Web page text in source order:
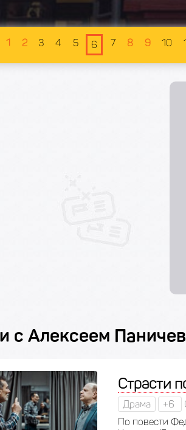
1 2 3 4 5 6 7 8 9 10
с Алексеем
Страсти
Драма +6
По повести